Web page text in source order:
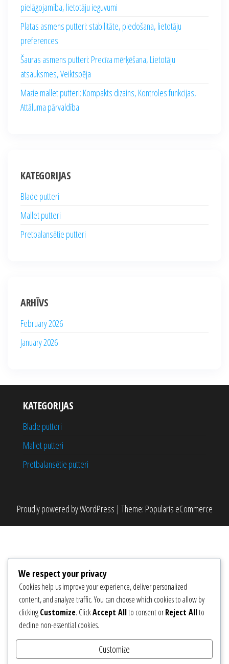
pielāgojamība, lietotāju ieguvumi
Platas asmens putteri: stabilitāte, piedošana, lietotāju
preferences
Šauras asmens putteri: Precīza mērķēšana, Lietotāju
atsauksmes, Veiktspēja
Mazie mallet putteri: Kompakts dizains, Kontroles funkcijas,
Attāluma pārvaldība
KATEGORIJAS
Blade putteri
Mallet putteri
Pretbalansētie putteri
ARHĪVS
February 2026
January 2026
KATEGORIJAS
Blade putteri
Mallet putteri
Pretbalansētie putteri
Proudly powered byWordPress | Theme: Popularis eCommerce
We respect your privacy
Cookies help us improve your experience, deliver personalized
content, and analyze traffic. You can choose which cookies to allow by
clickingCustomize. ClickAccept Allto consent orReject Allto
decline non-essential cookies.
Customize